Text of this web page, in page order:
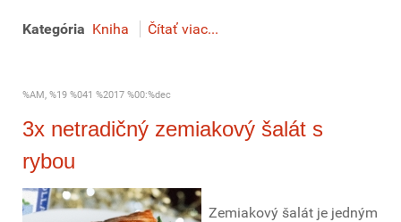
Kategória Kniha Čítať viac...
%AM, %19 %041 %2017 %00:%dec
3x netradičný zemiakový šalát s
rybou
Zemiakový šalát je jedným